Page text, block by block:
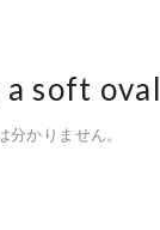
soft oval
かりません。